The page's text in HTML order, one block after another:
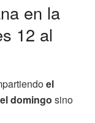
en la
12 al
el
domingo sino